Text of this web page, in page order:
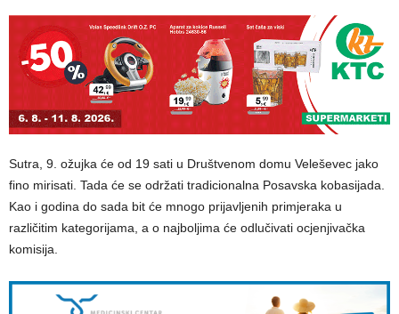
Sutra, 9. ožujka će od 19 sati u Društvenom domu Veleševec jako
fino mirisati. Tada će se održati tradicionalna Posavska kobasijada.
Kao i godina do sada bit će mnogo prijavljenih primjeraka u
različitim kategorijama, a o najboljima će odlučivati ocjenjivačka
komisija.